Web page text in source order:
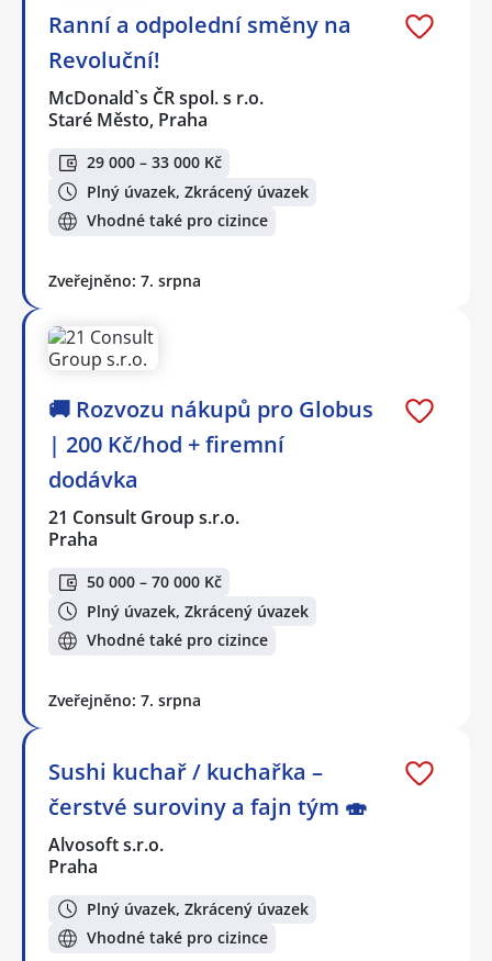
Ranní a odpolední směny na
Revoluční!
McDonald`s ČR spol. s r.o.
Staré Město, Praha
29 000 – 33 000 Kč
Plný úvazek, Zkrácený úvazek
Vhodné také pro cizince
Zveřejněno: 7. srpna
🚚 Rozvozu nákupů pro Globus
| 200 Kč/hod + firemní
dodávka
21 Consult Group s.r.o.
Praha
50 000 – 70 000 Kč
Plný úvazek, Zkrácený úvazek
Vhodné také pro cizince
Zveřejněno: 7. srpna
Sushi kuchař / kuchařka –
čerstvé suroviny a fajn tým 🍣
Alvosoft s.r.o.
Praha
Plný úvazek, Zkrácený úvazek
Vhodné také pro cizince